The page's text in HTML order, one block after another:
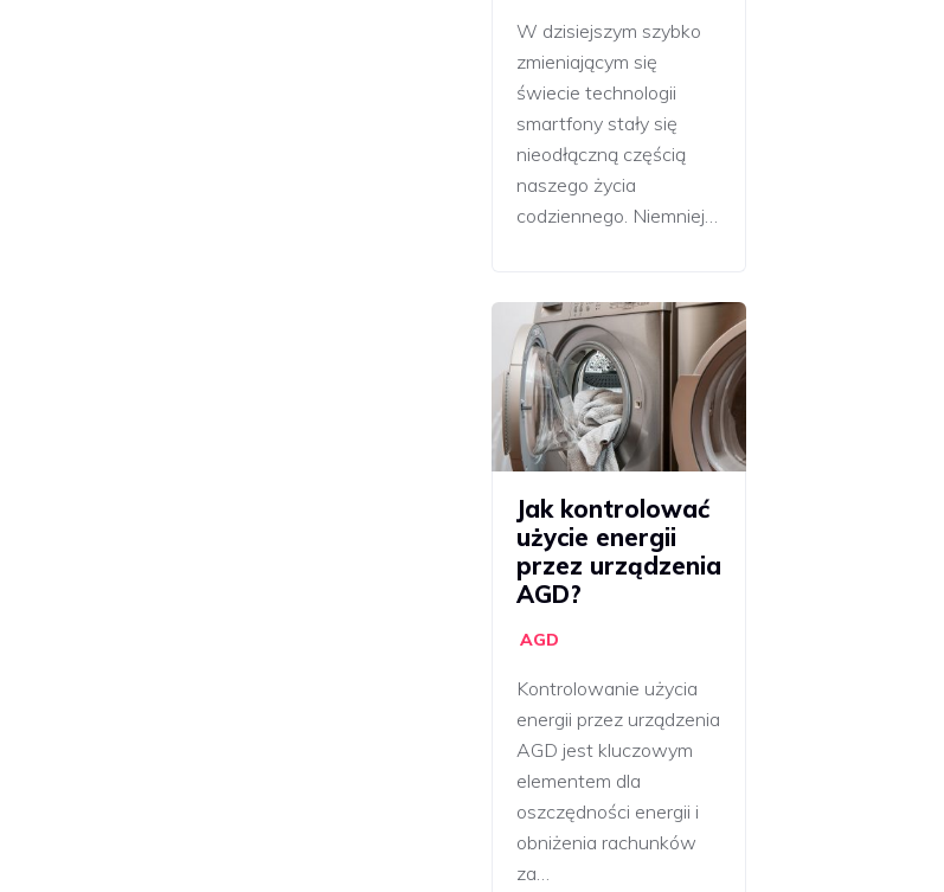
W dzisiejszym szybko
zmieniającym się
świecie technologii
smartfony stały się
nieodłączną częścią
naszego życia
codziennego. Niemniej…
Jak kontrolować
użycie energii
przez urządzenia
AGD?
AGD
Kontrolowanie użycia
energii przez urządzenia
AGD jest kluczowym
elementem dla
oszczędności energii i
obniżenia rachunków
za…